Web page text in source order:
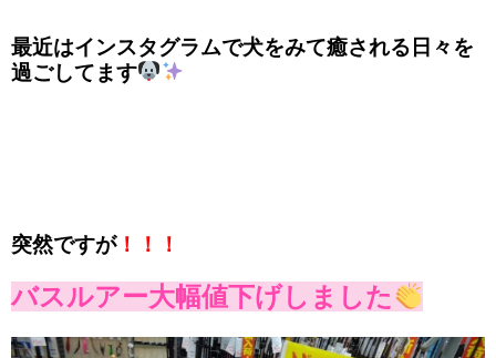
最近はインスタグラムで犬をみて癒される日々を
過ごしてます
突然ですが！！！
バスルアー大幅値下げしました